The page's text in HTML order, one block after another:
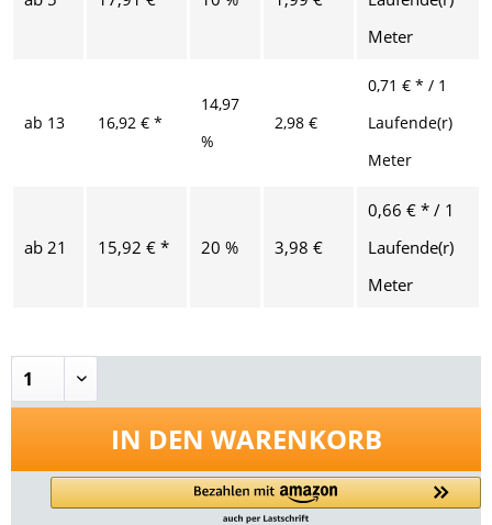
Meter
ab 13 16,92 € *
14,97
%
2,98 €
0,71 € * / 1
Laufende(r)
Meter
ab 21 15,92 € * 20 % 3,98 €
0,66 € * / 1
Laufende(r)
Meter
IN DEN WARENKORB